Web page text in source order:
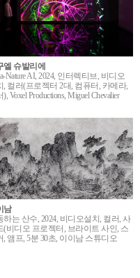
엘 슈발리에
Nature AI, 2024, 인터렉티브, 비디오
, 컬러(프로젝터 2대, 컴퓨터, 카메라,
Voxel Productions, Miguel Chevalier
남
하는 산수, 2024, 비디오설치, 컬러, 사
(비디오 프로젝터, 브라이트 사인, 스
, 앰프, 5분 30초, 이이남 스튜디오